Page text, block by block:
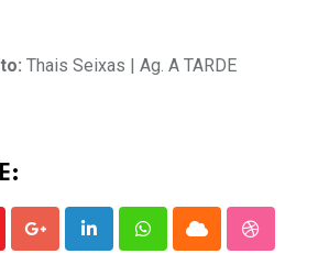
Thais Seixas | Ag. A TARDE
Google+LinkedInWhatsappCloud